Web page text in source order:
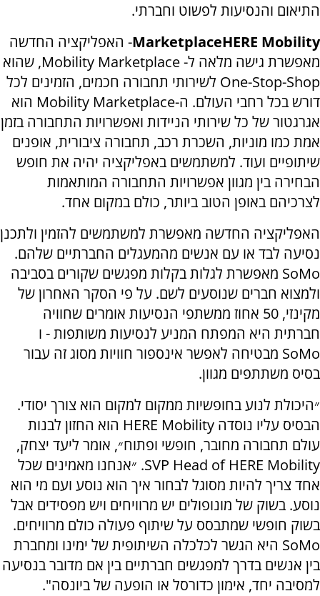
התיאום והנסיעות לפשוט וחברתי.
MarketplaceHERE Mobility
- האפליקציה החדשה
מאפשרת גישה מלאה ל-Mobility Marketplace, שהוא
One-Stop-Shop לשירותי תחבורה חכמים, הזמינים לכל
דורש בכל רחבי העולם. ה-Mobility Marketplace הוא
אגרגטור של כל שירותי הניידות ואפשרויות התחבורה בזמן
אמת כמו מוניות, השכרת רכב, תחבורה ציבורית, אופנים
שיתופיים ועוד. למשתמשים באפליקציה יהיה את חופש
הבחירה בין מגוון אפשרויות התחבורה המותאמות
לצרכיהם באופן הטוב ביותר, כולם במקום אחד.
האפליקציה החדשה מאפשרת למשתמשים להזמין ולתכנן
נסיעה לבד או עם אנשים מהמעגלים החברתיים שלהם.
SoMo מאפשרת לגלות בקלות מפגשים שקורים בסביבה
ולמצוא חברים שנוסעים לשם. על פי הסקר האחרון של
מקינזי, 50 אחוז ממשתפי הנסיעות אומרים שחוויה
חברתית היא המפתח המניע לנסיעות משותפות - ו
SoMo מבטיחה לאפשר אינספור חוויות מסוג זה עבור
בסיס משתתפים מגוון.
״היכולת לנוע בחופשיות ממקום למקום הוא צורך יסודי.
הבסיס עליו נוסדה HERE Mobility הוא החזון לבנות
עולם תחבורה מחובר, חופשי ופתוח״, אומר ליעד יצחק,
SVP Head of HERE Mobility. ״אנחנו מאמינים שכל
אחד צריך להיות מסוגל לבחור איך הוא נוסע ועם מי הוא
נוסע. בשוק של מונופולים יש מרוויחים ויש מפסידים אבל
בשוק חופשי שמתבסס על שיתוף פעולה כולם מרוויחים.
SoMo היא הגשר לכלכלה השיתופית של ימינו ומחברת
בין אנשים בדרך למפגשים חברתיים בין אם מדובר בנסיעה
למסיבה יחד, אימון כדורסל או הופעה של ביונסה".